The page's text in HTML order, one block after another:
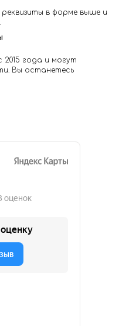
в форме выше и
года и могут
Вы останетесь